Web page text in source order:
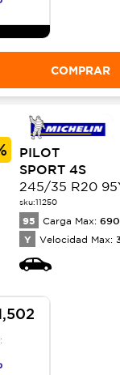
COMPRAR
PILOT
SPORT 4S
245/35 R20
sku:11250
95 Carga Max: 690
Y Velocidad Max: